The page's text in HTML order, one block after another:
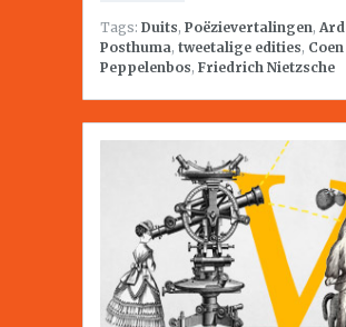
Tags: Duits, Poëzievertalingen, Ard
Posthuma, tweetalige edities, Coen
Peppelenbos, Friedrich Nietzsche